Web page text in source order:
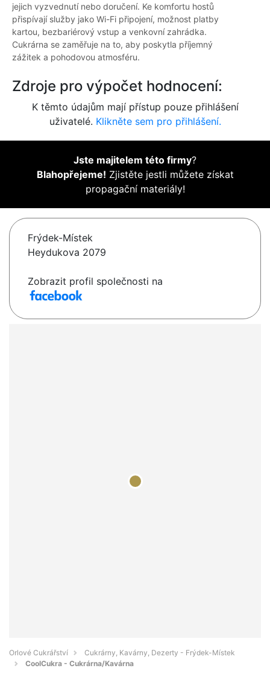
jejich vyzvednutí nebo doručení. Ke komfortu hostů
přispívají služby jako Wi-Fi připojení, možnost platby
kartou, bezbariérový vstup a venkovní zahrádka.
Cukrárna se zaměřuje na to, aby poskytla příjemný
zážitek a pohodovou atmosféru.
Zdroje pro výpočet hodnocení:
K těmto údajům mají přístup pouze přihlášení
uživatelé. Klikněte sem pro přihlášení.
Jste majitelem této firmy?
Blahopřejeme! Zjistěte jestli můžete získat
propagační materiály!
Frýdek-Místek
Heydukova 2079
Zobrazit profil společnosti na
Orlové Cukrářství
Cukrárny, Kavárny, Dezerty - Frýdek-Místek
CoolCukra - Cukrárna/Kavárna